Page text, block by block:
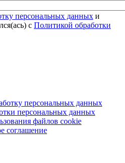
персональных данных и
с Политикой обработки
персональных данных
персональных данных
файлов cookie
соглашение